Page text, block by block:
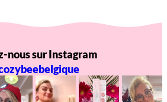
nous sur Instagram